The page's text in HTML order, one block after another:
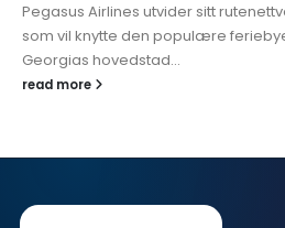
Pegasus Airlines utvider sitt
som vil knytte den populære
Georgias hovedstad...
read more